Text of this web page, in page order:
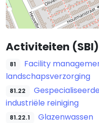
Activiteiten (SBI)
81
Facility
landschapsverzorging
81.22
industriële reiniging
81.22.1 Glazenwassen